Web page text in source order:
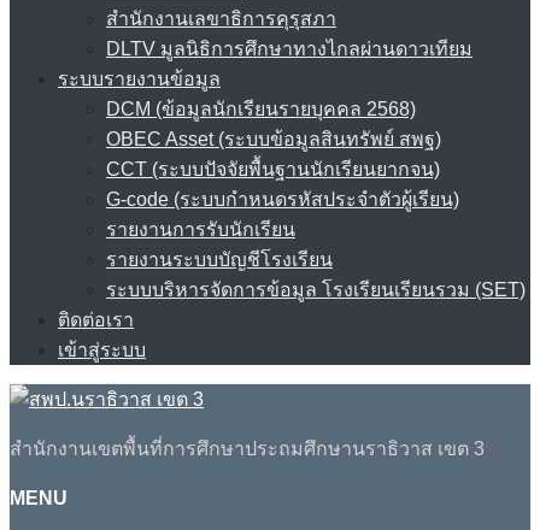
สำนักงานเลขาธิการคุรุสภา
DLTV มูลนิธิการศึกษาทางไกลผ่านดาวเทียม
ระบบรายงานข้อมูล
DCM (ข้อมูลนักเรียนรายบุคคล 2568)
OBEC Asset (ระบบข้อมูลสินทรัพย์ สพฐ)
CCT (ระบบปัจจัยพื้นฐานนักเรียนยากจน)
G-code (ระบบกำหนดรหัสประจำตัวผู้เรียน)
รายงานการรับนักเรียน
รายงานระบบบัญชีโรงเรียน
ระบบบริหารจัดการข้อมูล โรงเรียนเรียนรวม (SET)
ติดต่อเรา
เข้าสู่ระบบ
สำนักงานเขตพื้นที่การศึกษาประถมศึกษานราธิวาส เขต 3
MENU